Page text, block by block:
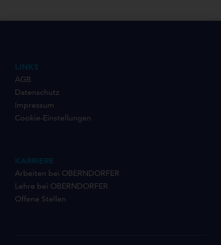
LINKS
AGB
Datenschutz
Impressum
Cookie-Einstellungen
KARRIERE
Arbeiten bei OBERNDORFER
Lehre bei OBERNDORFER
Offene Stellen